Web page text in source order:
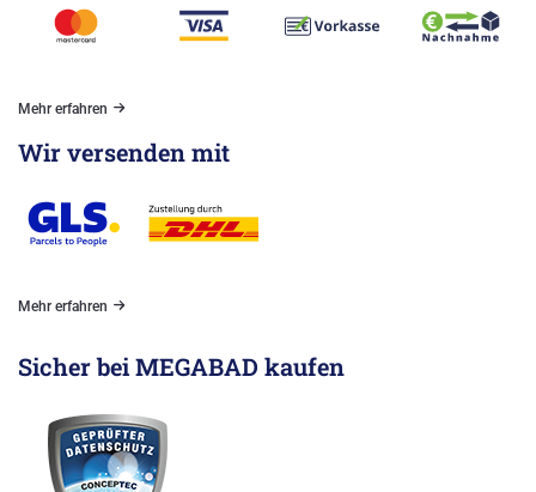
Mehr erfahren
Wir versenden mit
Mehr erfahren
Sicher bei MEGABAD kaufen